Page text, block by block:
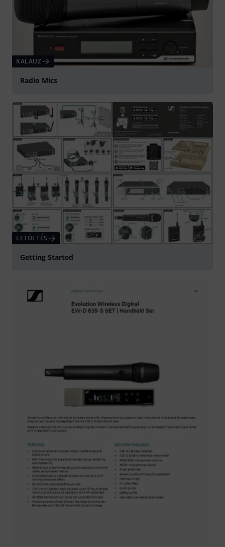
KALAUZ
Radio Mics
LETÖLTÉS
Getting Started